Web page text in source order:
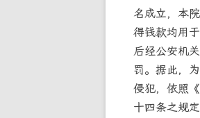
名成立，本
得钱款均用
后经公安机
罚。据此，
侵犯，依照
十四条之规